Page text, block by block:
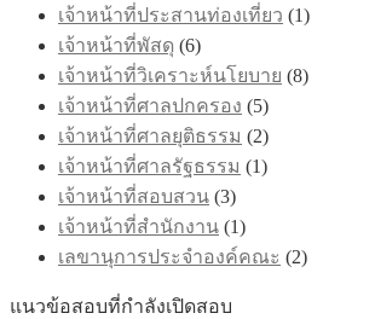
เจ้าหน้าที่ประสานท่องเที่ยว (1)
เจ้าหน้าที่พัสดุ (6)
เจ้าหน้าที่วิเคราะห์นโยบาย (8)
เจ้าหน้าที่ศาลปกครอง (5)
เจ้าหน้าที่ศาลยุติธรรม (2)
เจ้าหน้าที่ศาลรัฐธรรม (1)
เจ้าหน้าที่สอบสวน (3)
เจ้าหน้าที่สำนักงาน (1)
เลขานุการประจำองค์คณะ (2)
แนวข้อสอบที่กำลังเปิดสอบ